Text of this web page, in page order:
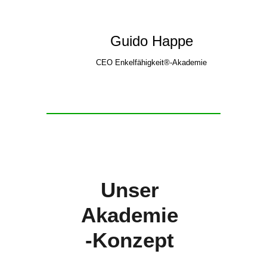
Guido Happe
CEO Enkelfähigkeit®-Akademie
Unser
Akademie
-Konzept